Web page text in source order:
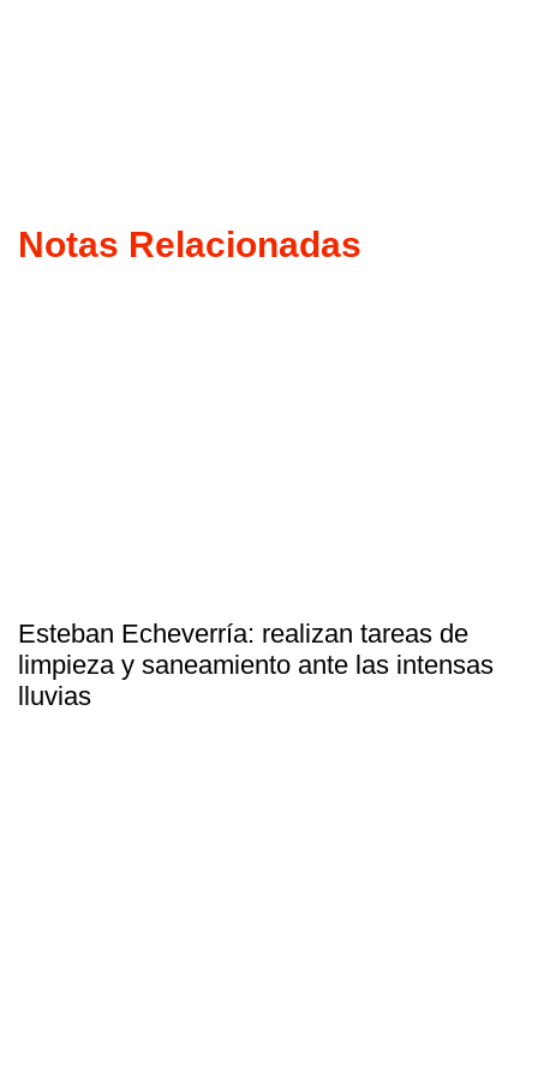
Notas Relacionadas
Esteban Echeverría: realizan tareas de
limpieza y saneamiento ante las intensas
lluvias